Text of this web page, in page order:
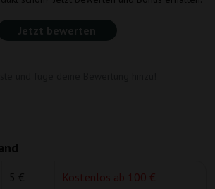
Jetzt bewerten
5 € Kostenlos ab 100 €